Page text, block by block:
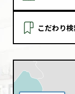
こだわり